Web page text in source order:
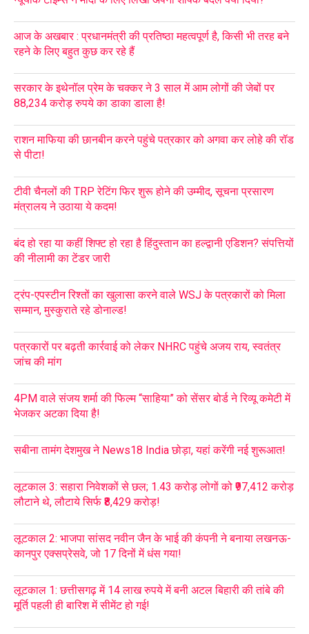
आज के अखबार : प्रधानमंत्री की प्रतिष्ठा महत्वपूर्ण है, किसी भी तरह बने
रहने के लिए बहुत कुछ कर रहे हैं
सरकार के इथेनॉल प्रेम के चक्कर ने 3 साल में आम लोगों की जेबों पर
88,234 करोड़ रुपये का डाका डाला है!
राशन माफिया की छानबीन करने पहुंचे पत्रकार को अगवा कर लोहे की रॉड
से पीटा!
टीवी चैनलों की TRP रेटिंग फिर शुरू होने की उम्मीद, सूचना प्रसारण
मंत्रालय ने उठाया ये कदम!
बंद हो रहा या कहीं शिफ्ट हो रहा है हिंदुस्तान का हल्द्वानी एडिशन? संपत्तियों
की नीलामी का टेंडर जारी
ट्रंप-एपस्टीन रिश्तों का खुलासा करने वाले WSJ के पत्रकारों को मिला
सम्मान, मुस्कुराते रहे डोनाल्ड!
पत्रकारों पर बढ़ती कार्रवाई को लेकर NHRC पहुंचे अजय राय, स्वतंत्र
जांच की मांग
4PM वाले संजय शर्मा की फिल्म “साहिया” को सेंसर बोर्ड ने रिव्यू कमेटी में
भेजकर अटका दिया है!
सबीना तामंग देशमुख ने News18 India छोड़ा, यहां करेंगी नई शुरूआत!
लूटकाल 3: सहारा निवेशकों से छल; 1.43 करोड़ लोगों को ₹97,412 करोड़
लौटाने थे, लौटाये सिर्फ ₹8,429 करोड़!
लूटकाल 2: भाजपा सांसद नवीन जैन के भाई की कंपनी ने बनाया लखनऊ-
कानपुर एक्सप्रेसवे, जो 17 दिनों में धंस गया!
लूटकाल 1: छत्तीसगढ़ में 14 लाख रुपये में बनी अटल बिहारी की तांबे की
मूर्ति पहली ही बारिश में सीमेंट हो गई!